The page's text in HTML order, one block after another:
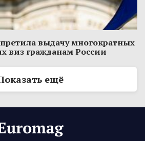
выдачу многократных
виз гражданам России
ещё